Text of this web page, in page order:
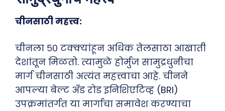
चीनसाठी महत्त्व:
चीनला ५० टक्क्यांहून अधिक तेलसाठा आखाती
देशांतून मिळतो. त्यामुळे होर्मुज सामुद्रधुनीचा
मार्ग चीनसाठी अत्यंत महत्त्वाचा आहे. चीनने
आपल्या बेल्ट अँड रोड इनिशिएटिव्ह (BRI)
उपक्रमांतर्गत या मार्गाचा समावेश करण्याचा